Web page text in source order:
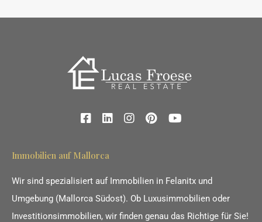
Immobilien auf Mallorca
Wir sind spezialisiert auf Immobilien in Felanitx und
Umgebung (Mallorca Südost). Ob Luxusimmobilien oder
Investitionsimmobilien, wir finden genau das Richtige für Sie!